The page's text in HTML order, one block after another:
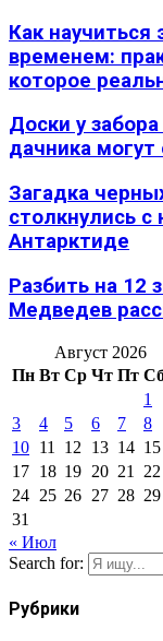
Как научиться
временем:
которое
Доски у
дачника
Загадка
столкнулись
Антарктиде
Разбить на 12
Медведев
Август 2026
Пн Вт Ср Чт Пт
1
3
4 5 6 7 8
10 11 12 13 14 15
17 18 19 20 21 22
24 25 26 27 28 29
31
« Июл
Search for:
Рубрики